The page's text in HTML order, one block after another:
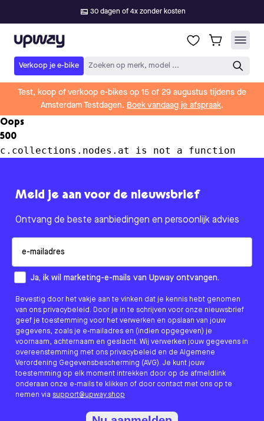
30 dagen of 4x zonder kosten
Upway
Verkoop je e-bike Zoeken op merk, model ...
Test, koop of verkoop e-bikes op 15 of 29 augustus tijdens de
Amsterdam Testdagen. Boek vandaag je afspraak.
Oops
500
c.collections.nodes.at is not a function
Meld je aan voor de nieuwsbrief
Ontvang de beste aanbiedingen en persoonlijk advies
How would you like to hear from us?
Ja, ik wil marketing-e-mails van Upway ontvangen.
Bevestig door het vakje aan te vinken dat je kennis hebt genomen
van ons privacybeleid. Door je in te schrijven voor onze nieuwsbrief
geef je toestemming voor het verwerken en opslaan van jouw
gegevens, zoals je e-mailadres en (indien opgegeven) je
voornaam, achternaam en geslacht. Wij verwerken jouw gegevens in
overeenstemming met ons privacybeleid en de Algemene
Verordening Gegevensbescherming (AVG). Je kunt jouw
toestemming op elk moment intrekken door op de afmeldlink
onderaan onze e-mails te klikken of door contact met ons op te
nemen via support@upway.shop